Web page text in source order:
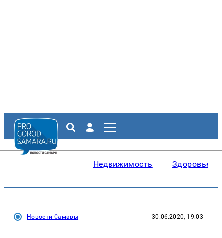
Недвижимость Здоровье
Новости Самары 30.06.2020, 19:03